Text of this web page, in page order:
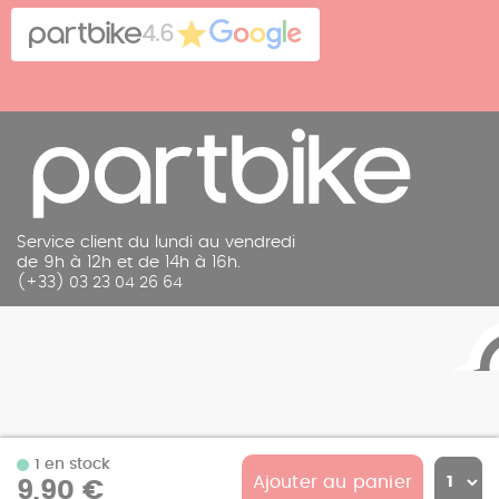
1 en stock
9,90 € Ajouter au panier
Contact
Cookies
Mentions légales4.6
Service client du lundi au vendredi
de 9h à 12h et de 14h à 16h.
(+33) 03 23 04 26 64